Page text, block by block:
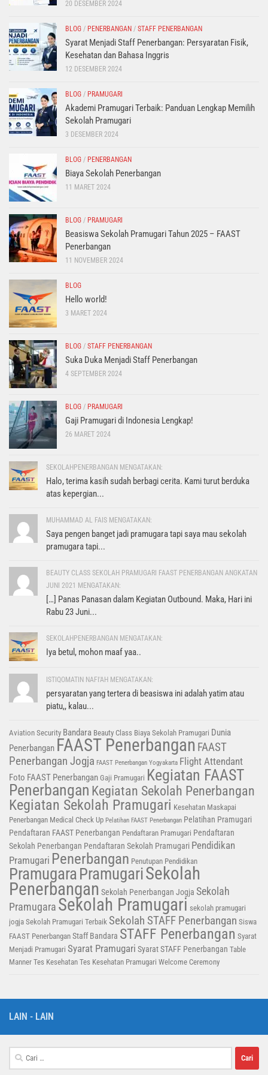
20 DESEMBER 2024
BLOG / PENERBANGAN / STAFF PENERBANGAN
Syarat Menjadi Staff Penerbangan: Persyaratan Fisik,
Kesehatan dan Bahasa Inggris
12 DESEMBER 2024
BLOG / PRAMUGARI
Akademi Pramugari Terbaik: Panduan Lengkap Memilih
Sekolah Pramugari
3 DESEMBER 2024
BLOG / PENERBANGAN
Biaya Sekolah Penerbangan
11 MARET 2024
BLOG / PRAMUGARI
Beasiswa Sekolah Pramugari Tahun 2025 – FAAST
Penerbangan
11 NOVEMBER 2024
BLOG
Hello world!
3 MARET 2024
BLOG / STAFF PENERBANGAN
Suka Duka Menjadi Staff Penerbangan
4 SEPTEMBER 2024
BLOG / PRAMUGARI
Gaji Pramugari di Indonesia Lengkap!
26 MARET 2024
SEKOLAHPENERBANGAN MENGATAKAN:
Halo, terima kasih sudah berbagi cerita. Kami turut berduka
atas kepergian...
MUHAMMAD AL FAIS MENGATAKAN:
Saya pengen banget jadi pramugara tapi saya mau sekolah
pramugara tapi...
BEAUTY CLASS SEKOLAH PRAMUGARI FAAST PENERBANGAN ANGKATAN
JUNI 2021 MENGATAKAN:
[…] Panas Panasan dalam Kegiatan Outbound. Maka, Hari ini
Rabu 23 Juni...
SEKOLAHPENERBANGAN MENGATAKAN:
Iya betul, mohon maaf yaa..
ISTIQOMATIN NAFI'AH MENGATAKAN:
persyaratan yang tertera di beasiswa ini adalah yatim atau
piatu,, kalau...
Aviation Security Bandara Beauty Class Biaya Sekolah Pramugari Dunia
Penerbangan FAAST Penerbangan FAAST
Penerbangan Jogja FAAST Penerbangan Yogyakarta Flight Attendant
Foto FAAST Penerbangan Gaji Pramugari Kegiatan FAAST
Penerbangan Kegiatan Sekolah Penerbangan
Kegiatan Sekolah Pramugari Kesehatan Maskapai
Penerbangan Medical Check Up Pelatihan FAAST Penerbangan Pelatihan Pramugari
Pendaftaran FAAST Penerbangan Pendaftaran Pramugari Pendaftaran
Sekolah Penerbangan Pendaftaran Sekolah Pramugari Pendidikan
Pramugari Penerbangan Penutupan Pendidikan
PramugaraPramugariSekolah
Penerbangan Sekolah Penerbangan Jogja Sekolah
Pramugara Sekolah Pramugari sekolah pramugari
jogja Sekolah Pramugari Terbaik Sekolah STAFF Penerbangan Siswa
FAAST Penerbangan Staff Bandara STAFF Penerbangan Syarat
Menjadi Pramugari Syarat Pramugari Syarat STAFF Penerbangan Table
Manner Tes Kesehatan Tes Kesehatan Pramugari Welcome Ceremony
LAIN - LAIN